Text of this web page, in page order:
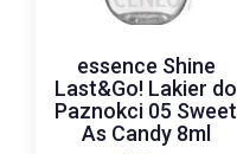
essence Shine
Last&Go! Lakier do
Paznokci 05 Sweet
As Candy 8ml